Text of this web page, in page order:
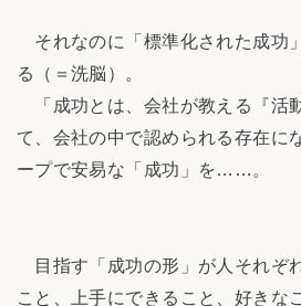
それなのに「標準化された成功
る（＝洗脳）。
「成功とは、会社が教える『活
て、会社の中で認められる存在に
ープで安易な「成功」を……。
目指す「成功の形」が人それぞ
こと、上手にできること、好きな